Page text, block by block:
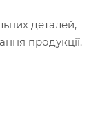
деталей,
продукції.